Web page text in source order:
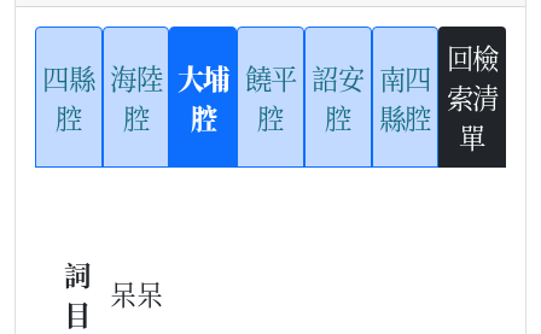
四縣
腔
海陸
腔
大埔
腔
饒平
腔
詔安
腔
南四
縣腔
回檢
索清
單
詞
目
呆呆